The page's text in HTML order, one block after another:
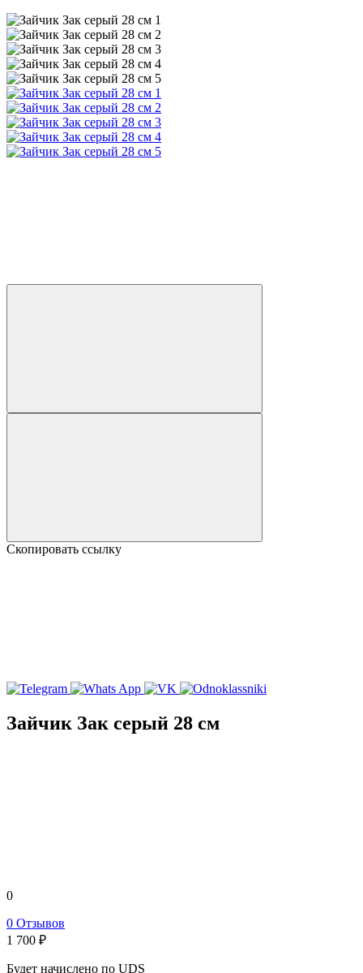
Скопировать ссылку
Зайчик Зак серый 28 см
0
0 Отзывов
1 700 ₽
Будет начислено по UDS